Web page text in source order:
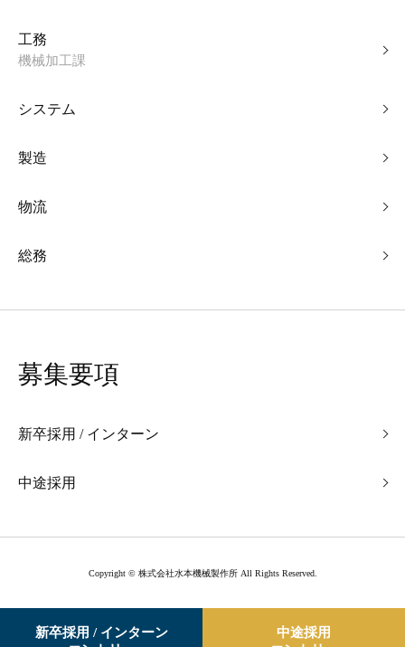
新卒採用 / インターン
中途採用
工務
機械加工課
システム
製造
物流
総務
募集要項
新卒採用 / インターン
中途採用
Copyright © 株式会社水本機械製作所 All Rights Reserved.